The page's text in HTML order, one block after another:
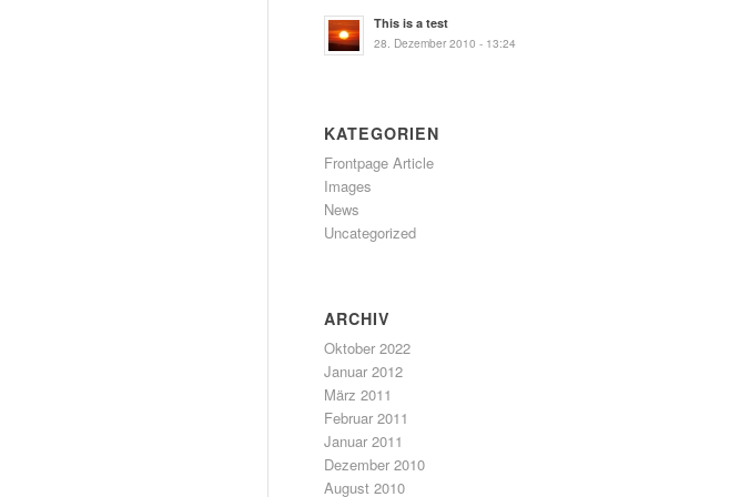
This is a test
28. Dezember 2010 - 13:24
KATEGORIEN
Frontpage Article
Images
News
Uncategorized
ARCHIV
Oktober 2022
Januar 2012
März 2011
Februar 2011
Januar 2011
Dezember 2010
August 2010